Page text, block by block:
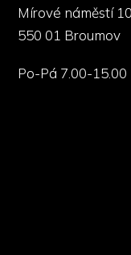
Mírové náměstí
550 01 Broumov
Po-Pá 7.00-15.00